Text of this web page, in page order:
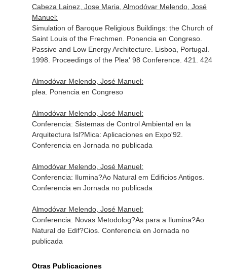
Cabeza Lainez, Jose Maria, Almodóvar Melendo, José
Manuel:
Simulation of Baroque Religious Buildings: the Church of
Saint Louis of the Frechmen. Ponencia en Congreso.
Passive and Low Energy Architecture. Lisboa, Portugal.
1998. Proceedings of the Plea' 98 Conference. 421. 424
Almodóvar Melendo, José Manuel:
plea. Ponencia en Congreso
Almodóvar Melendo, José Manuel:
Conferencia: Sistemas de Control Ambiental en la
Arquitectura Isl?Mica: Aplicaciones en Expo'92.
Conferencia en Jornada no publicada
Almodóvar Melendo, José Manuel:
Conferencia: Ilumina?Ao Natural em Edificios Antigos.
Conferencia en Jornada no publicada
Almodóvar Melendo, José Manuel:
Conferencia: Novas Metodolog?As para a Ilumina?Ao
Natural de Edif?Cios. Conferencia en Jornada no
publicada
Otras Publicaciones